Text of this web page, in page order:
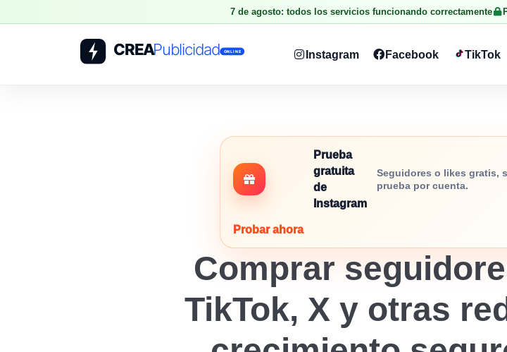
7 de agosto: todos los servicios funcionando correctamente
Instagram Facebook TikTok
Comprar
TikTok, X y otras
Prueba
gratuita
de
Instagram
Seguidores o likes gratis,
prueba por cuenta.
Probar ahora